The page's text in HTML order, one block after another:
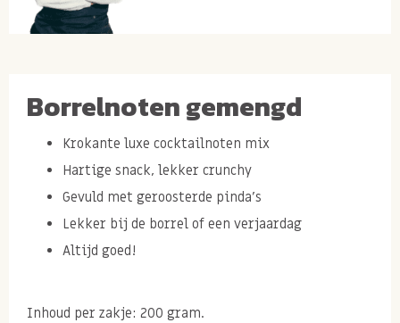
Borrelnoten gemengd
Krokante luxe cocktailnoten mix
Hartige snack, lekker crunchy
Gevuld met geroosterde pinda's
Lekker bij de borrel of een verjaardag
Altijd goed!
Inhoud per zakje: 200 gram.